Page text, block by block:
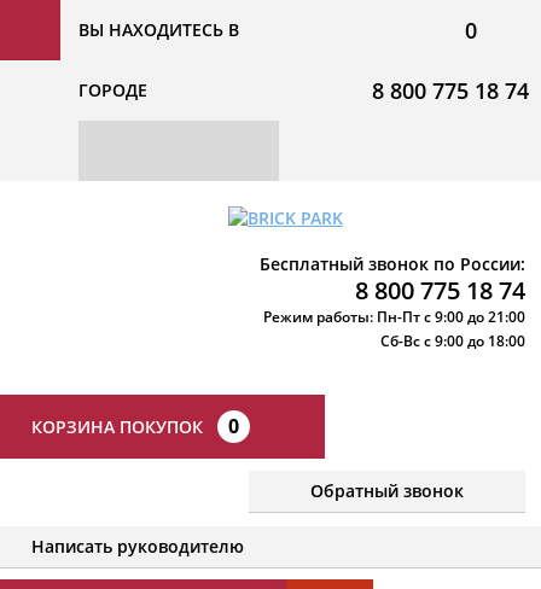
ВЫ НАХОДИТЕСЬ В
ГОРОДЕ
0
8 800 775 18 74
Бесплатный звонок по России:
8 800 775 18 74
Режим работы: Пн-Пт с 9:00 до 21:00
Сб-Вс с 9:00 до 18:00
КОРЗИНА ПОКУПОК 0
Обратный звонок
Написать руководителю